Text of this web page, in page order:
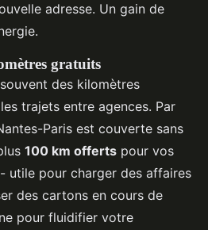
adresse. Un gain de
gratuits
des kilomètres
trajets entre agences. Par
Paris est couverte sans
100 km offerts pour vos
utile pour charger des affaires
des cartons en cours de
pour fluidifier votre